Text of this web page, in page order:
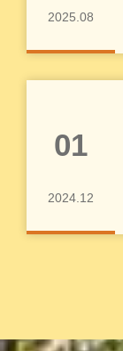
2025.08
01
2024.12